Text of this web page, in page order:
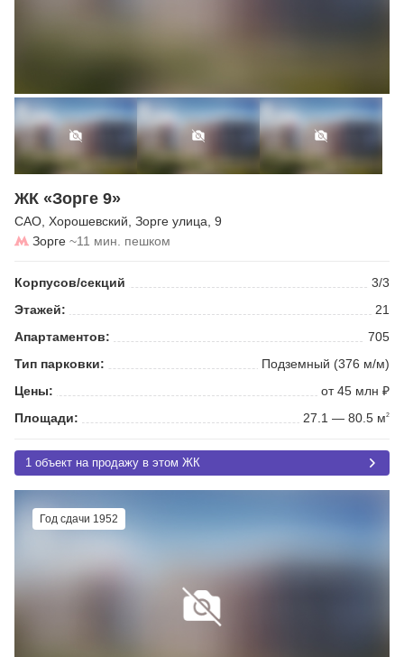
ЖК «Зорге 9»
САО Хорошевский Зорге улица , 9
Зорге ~11 мин. пешком
Корпусов/секций
3/3
Этажей:
21
Апартаментов:
705
Тип парковки:
Подземный (376 м/м)
Цены:
от 45 млн ₽
Площади:
27.1 — 80.5 м2
1 объект на продажу в этом ЖК
Год сдачи 1952